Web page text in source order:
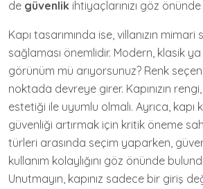
de güvenlik ihtiyaçlarınızı göz önünde
Kapı tasarımında ise, villanızın mimari
sağlaması önemlidir. Modern, klasik
görünüm mü arıyorsunuz? Renk
noktada devreye girer. Kapınızın
estetiği ile uyumlu olmalı. Ayrıca, kapı
güvenliği artırmak için kritik öneme
türleri arasında seçim yaparken,
kullanım kolaylığını göz önünde
Unutmayın, kapınız sadece bir giriş